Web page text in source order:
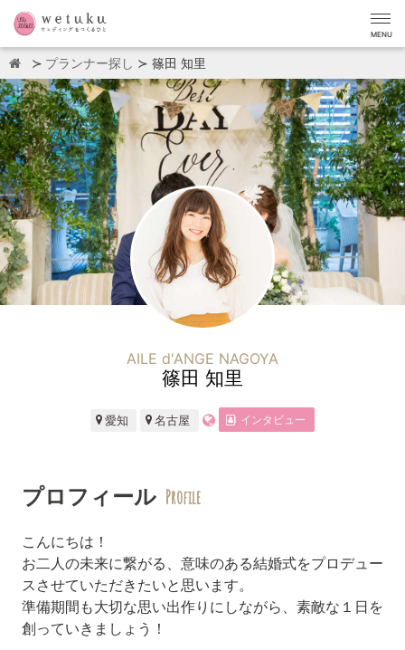
MENU
プランナー探し 篠田 知里
AILE d'ANGE NAGOYA
篠田 知里
愛知 名古屋 インタビュー
プロフィール Profile
こんにちは！
お二人の未来に繋がる、意味のある結婚式をプロデュー
スさせていただきたいと思います。
準備期間も大切な思い出作りにしながら、素敵な１日を
創っていきましょう！